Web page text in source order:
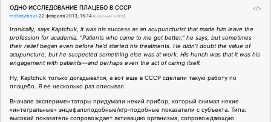
</>
ОДНО ИССЛЕДОВАНИЕ ПЛАЦЕБО В СССР
metanymous 22 февраля 2013, 15:14 (оригинал в ЖЖ)
Ironically, says Kaptchuk, it was his success as an acupuncturist that made him leave the
profession for academia. “Patients who came to me got better,” he says, but sometimes
their relief began even before he’d started his treatments. He didn’t doubt the value of
acupuncture, but he suspected something else was at work. His hunch was that it was his
engagement with patients—and perhaps even the act of caring itself.
Ну, Kaptchuk только догадывался, а вот еще в СССР сделали такую работу по
плацебо. Я ее несколько раз описывал.
Вначале экспериментаторы придумали некий прибор, который снимал некие
«интегральные» энцефалоподобные/кгр-подобные показатели с субъекта. Типа:
высокий показатель сопровождает активацию организма, сопровождающую